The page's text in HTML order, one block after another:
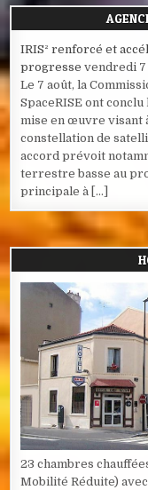
IRIS² renforcé et
progresse vendredi 7
Le 7 août, la
SpaceRISE ont
mise en œuvre visant
constellation de
accord prévoit
terrestre basse au
principale à […]
23 chambres
Mobilité Réduite)